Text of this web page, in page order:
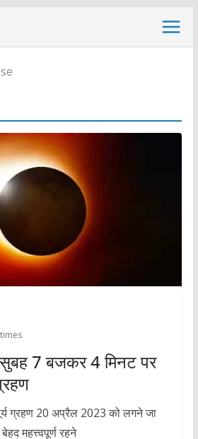
7 बजकर 4 मिनट पर
ग्रहण 20 अप्रैल 2023 को लगने जा
महत्त्वपूर्ण रहने